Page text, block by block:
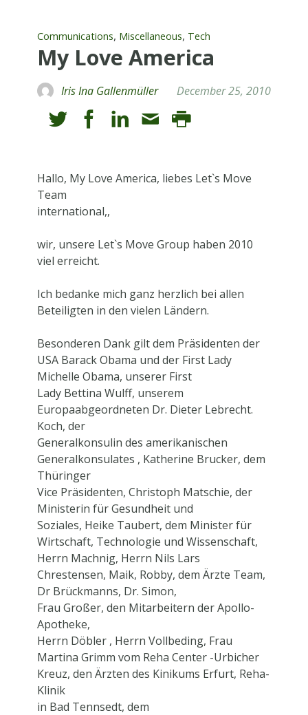
Communications, Miscellaneous, Tech
My Love America
Iris Ina Gallenmüller December 25, 2010
Hallo, My Love America, liebes Let`s Move
Team
international,,
wir, unsere Let`s Move Group haben 2010
viel erreicht.
Ich bedanke mich ganz herzlich bei allen
Beteiligten in den vielen Ländern.
Besonderen Dank giltdem Präsidenten der
USA Barack Obama und der First Lady
Michelle Obama, unserer First
Lady Bettina Wulff, unserem
Europaabgeordneten Dr. Dieter Lebrecht.
Koch, der
Generalkonsulin des amerikanischen
Generalkonsulates , Katherine Brucker, dem
Thüringer
Vice Präsidenten, Christoph Matschie, der
Ministerin für Gesundheit und
Soziales, Heike Taubert, dem Minister für
Wirtschaft, Technologie und Wissenschaft,
Herrn Machnig, Herrn Nils Lars
Chrestensen, Maik, Robby, dem Ärzte Team,
Dr Brückmanns, Dr. Simon,
Frau Großer, den Mitarbeitern der Apollo-
Apotheke,
Herrn Döbler , Herrn Vollbeding, Frau
Martina Grimm vom Reha Center -Urbicher
Kreuz, den Ärzten des Kinikums Erfurt, Reha-
Klinik
in Bad Tennsedt, dem